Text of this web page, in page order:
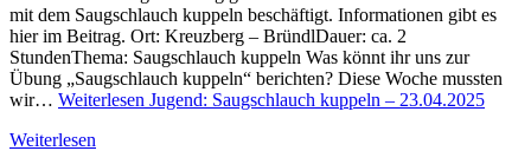
mit dem Saugschlauch kuppeln beschäftigt. Informationen gibt es
hier im Beitrag. Ort: Kreuzberg – BründlDauer: ca. 2
StundenThema: Saugschlauch kuppeln Was könnt ihr uns zur
Übung „Saugschlauch kuppeln“ berichten? Diese Woche mussten
wir… Weiterlesen Jugend: Saugschlauch kuppeln – 23.04.2025
Weiterlesen